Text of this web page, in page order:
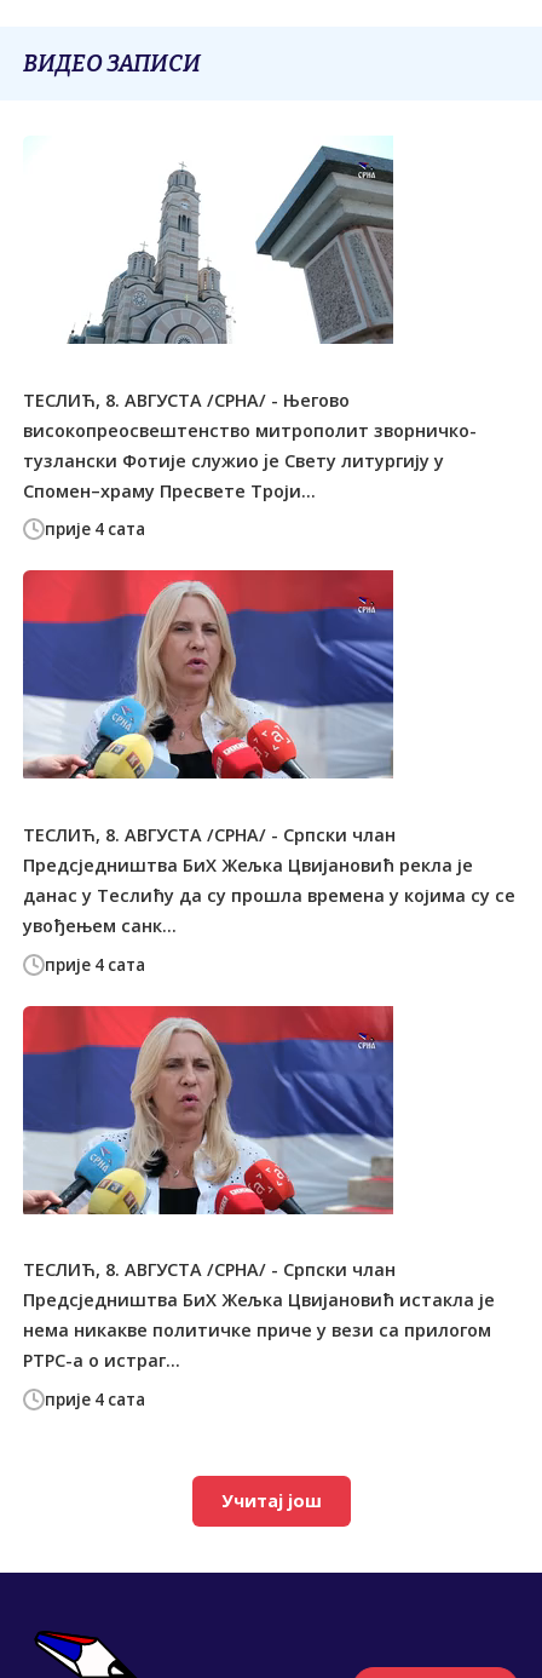
ВИДЕО ЗАПИСИ
прије 4 сата
ТЕСЛИЋ, 8. АВГУСТА /СРНА/ - Његово
високопреосвештенство митрополит зворничко-
тузлански Фотије служиo je Свету литургију у
Спомен–храму Пресвете Троји...
прије 4 сата
ТЕСЛИЋ, 8. АВГУСТА /СРНА/ - Српски члан
Предсједништва БиХ Жељка Цвијановић рекла је
данас у Теслићу да су прошла времена у којима су се
увођењем санк...
прије 4 сата
ТЕСЛИЋ, 8. АВГУСТА /СРНА/ - Српски члан
Предсједништва БиХ Жељка Цвијановић истакла је
нема никакве политичке приче у вези са прилогом
РТРС-а о истраг...
Учитај још